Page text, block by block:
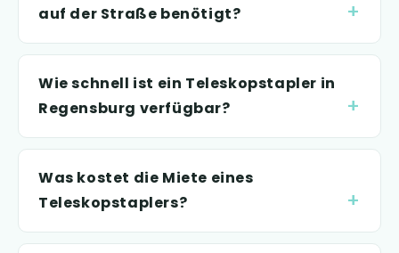
auf der Straße benötigt?
Wie schnell ist ein Teleskopstapler in
Regensburg verfügbar?
Was kostet die Miete eines
Teleskopstaplers?